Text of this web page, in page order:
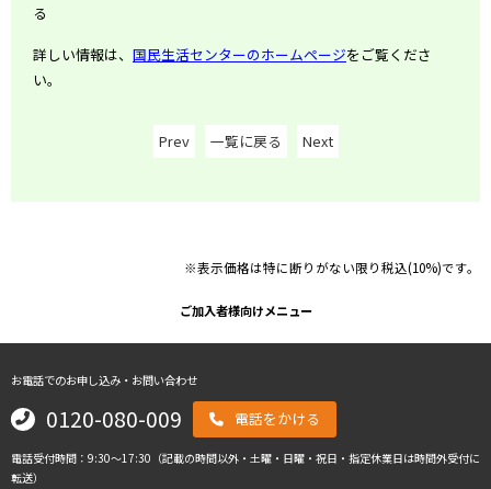
る
詳しい情報は、 国民生活センターのホームページをご覧くださ
い。
Prev 一覧に戻る Next
※表示価格は特に断りがない限り税込(10%)です。
ご加入者様向けメニュー
お電話でのお申し込み・お問い合わせ
0120-080-009 電話をかける
電話受付時間：9:30～17:30（記載の時間以外・土曜・日曜・祝日・指定休業日は時間外受付に
転送）